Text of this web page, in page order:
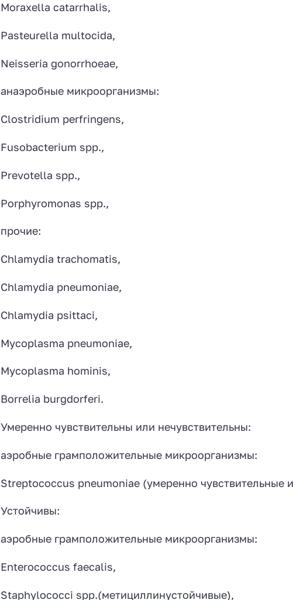
Moraxella catarrhalis,
Pasteurella multocida,
Neisseria gonorrhoeae,
анаэробные микроорганизмы:
Clostridium perfringens,
Fusobacterium spp.,
Prevotella spp.,
Porphyromonas spp.,
прочие:
Chlamydia trachomatis,
Chlamydia pneumoniae,
Chlamydia psittaci,
Mycoplasma pneumoniae,
Mycoplasma hominis,
Borrelia burgdorferi.
Умеренно чувствительны или нечувствительны:
аэробные грамположительные микроорганизмы:
Streptococcus pneumoniae (умеренно чувствительные
Устойчивы:
аэробные грамположительные микроорганизмы:
Enterococcus faecalis,
Staphylococci sрр.(метициллинустойчивые),